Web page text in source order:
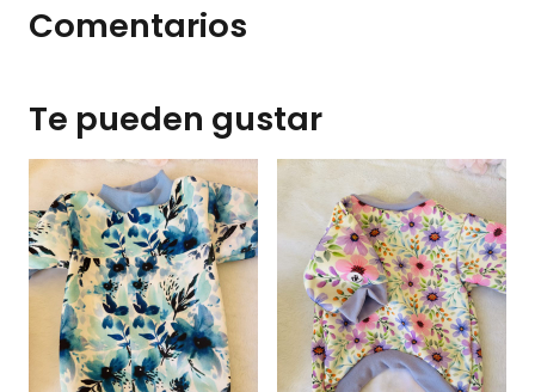
Comentarios
Te pueden gustar